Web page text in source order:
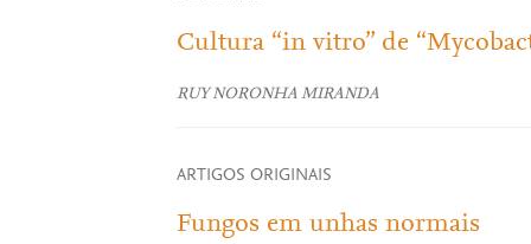
Cultura “in vitro” de
RUY NORONHA MIRANDA
ARTIGOS ORIGINAIS
Fungos em unhas normais